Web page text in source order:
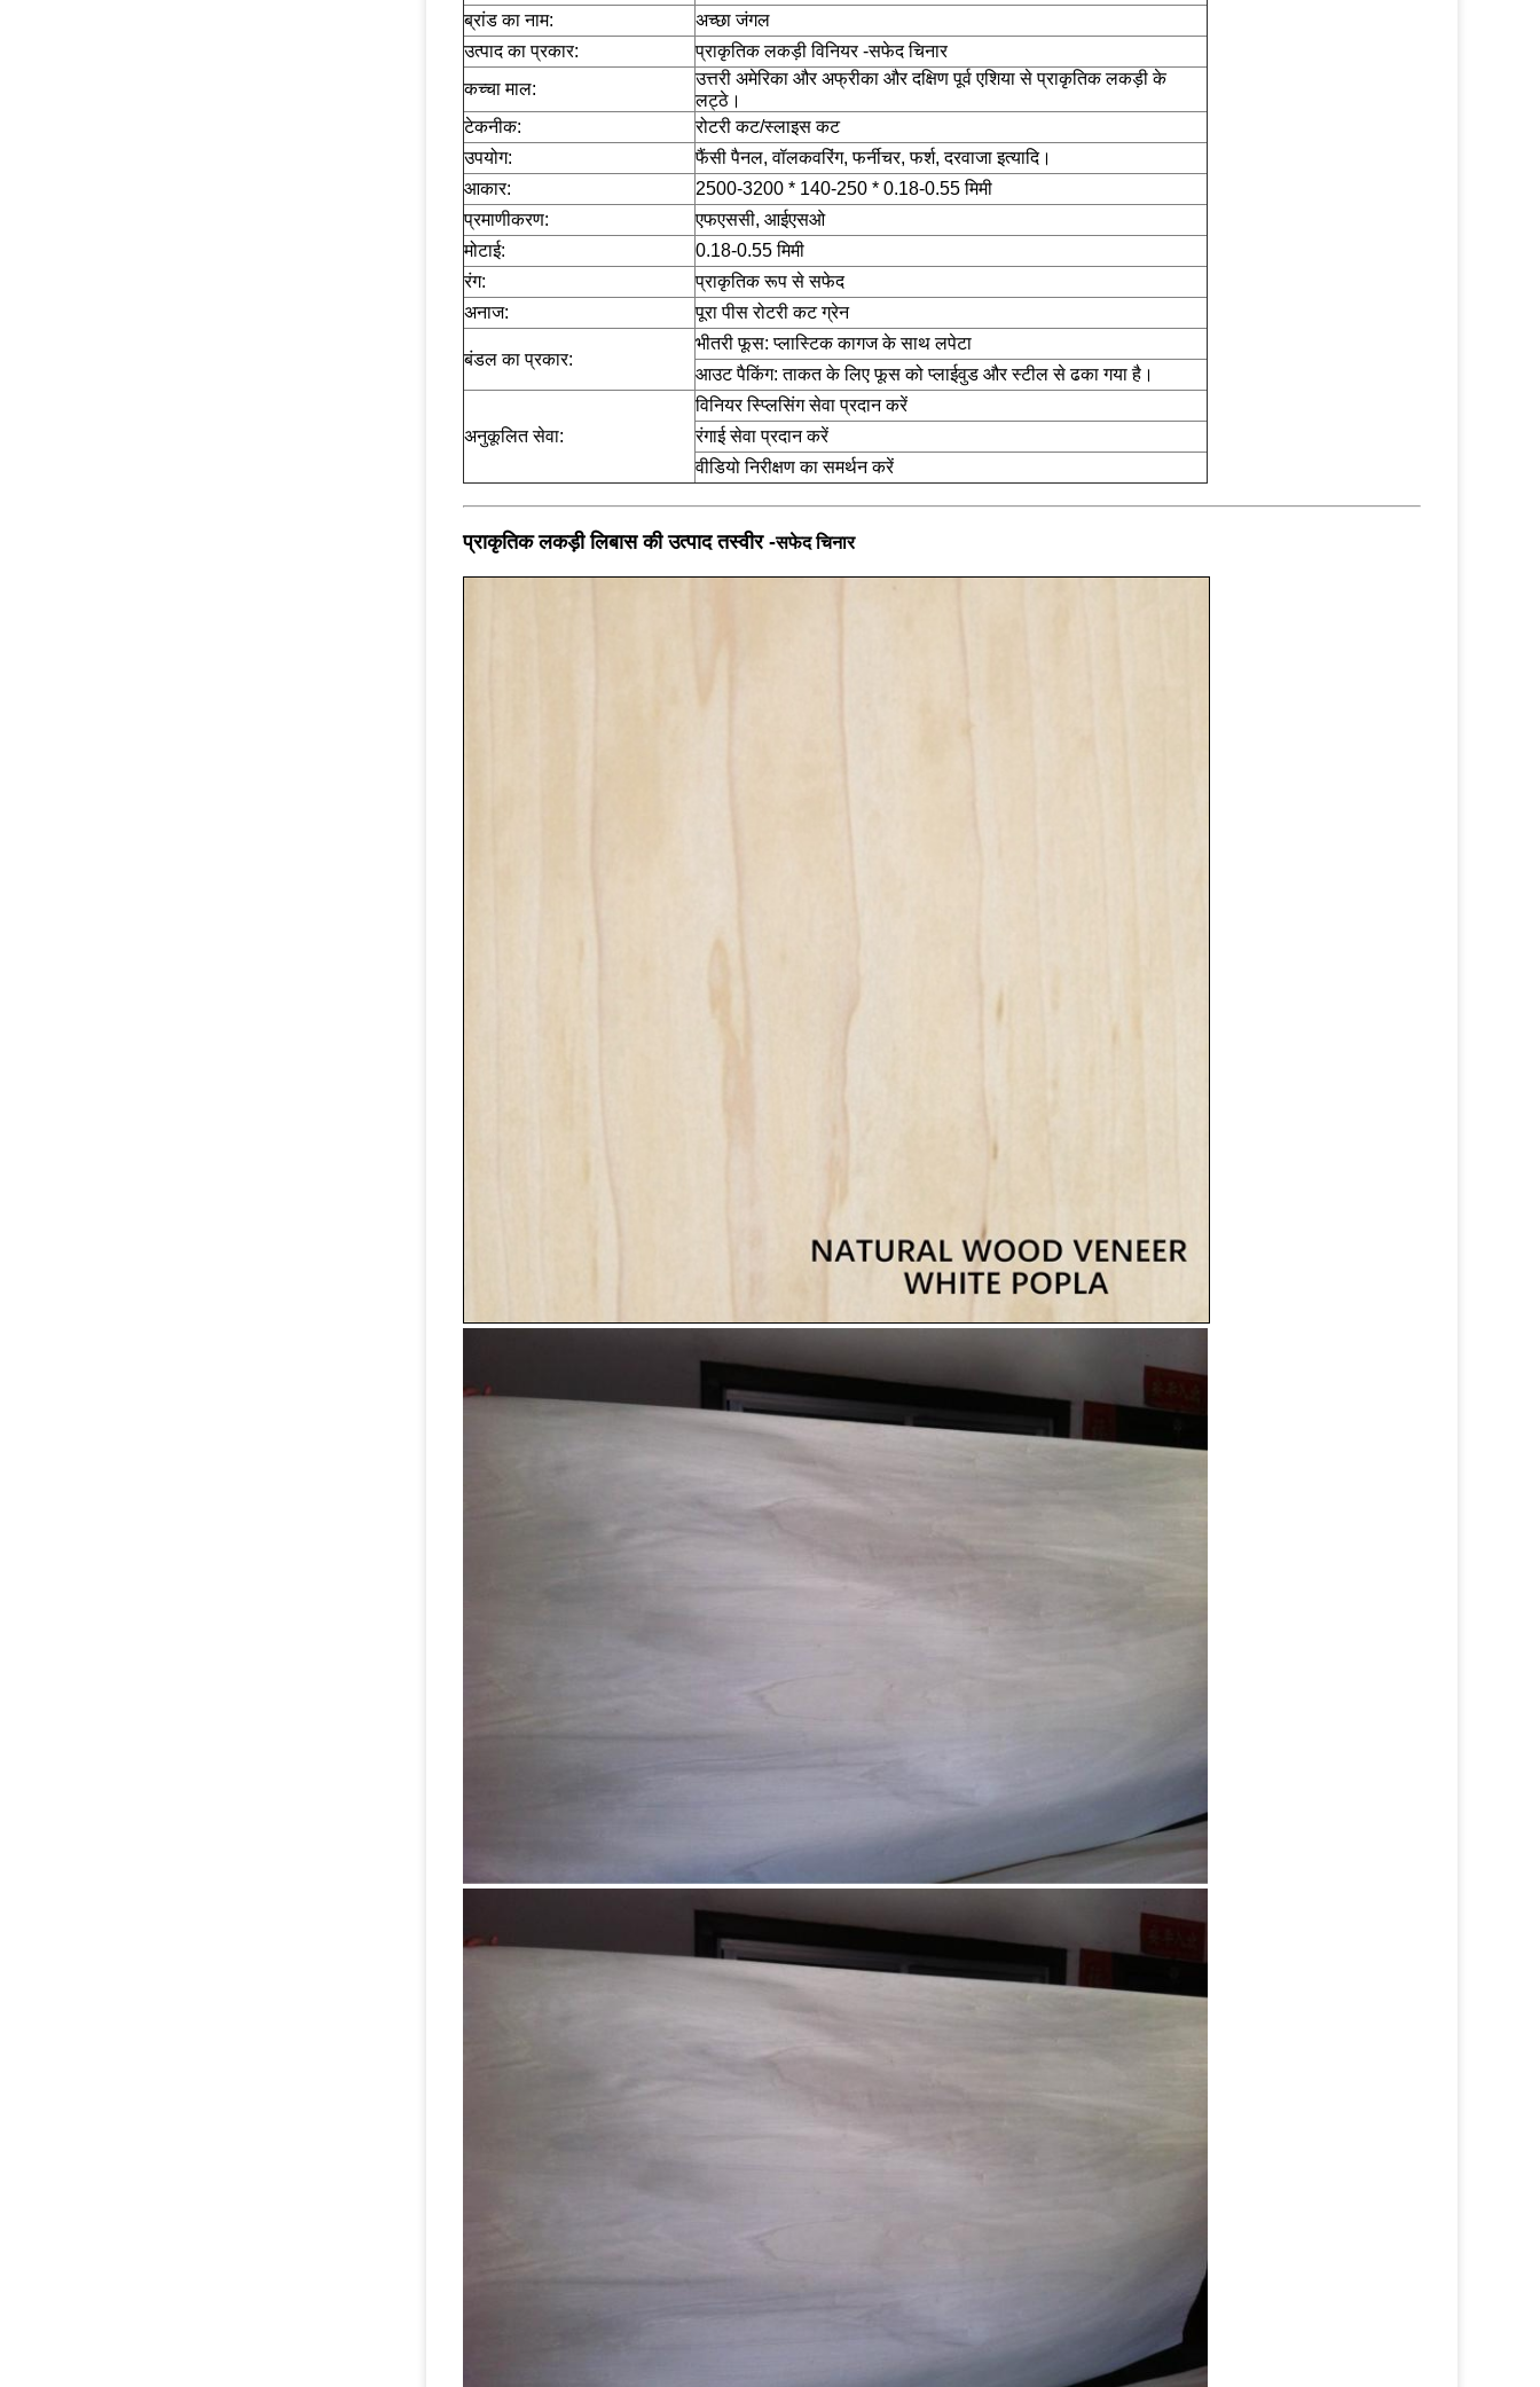
ब्रांड का नाम:
अच्छा जंगल
उत्पाद का प्रकार: प्राकृतिक लकड़ी विनियर -सफेद चिनार
कच्चा माल:
उत्तरी अमेरिका और अफ्रीका और दक्षिण पूर्व एशिया से प्राकृतिक लकड़ी के
लट्ठे।
टेकनीक:
रोटरी कट/स्लाइस कट
उपयोग:
फैंसी पैनल, वॉलकवरिंग, फर्नीचर, फर्श, दरवाजा इत्यादि।
आकार:
2500-3200 * 140-250 * 0.18-0.55 मिमी
प्रमाणीकरण:
एफएससी, आईएसओ
मोटाई:
0.18-0.55 मिमी
रंग:
प्राकृतिक रूप से सफेद
अनाज: पूरा पीस रोटरी कट ग्रेन
बंडल का प्रकार:
भीतरी फूस: प्लास्टिक कागज के साथ लपेटा
आउट पैकिंग: ताकत के लिए फूस को प्लाईवुड और स्टील से ढका गया है।
अनुकूलित सेवा:
विनियर स्प्लिसिंग सेवा प्रदान करें
रंगाई सेवा प्रदान करें
वीडियो निरीक्षण का समर्थन करें
प्राकृतिक लकड़ी लिबास की उत्पाद तस्वीर -सफेद चिनार